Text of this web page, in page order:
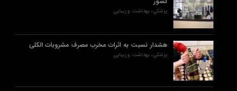
پزشکی، بهداشت و زیبایی
هشدار نسبت به اثرات مخرب مصرف مشروبات الکلی
پزشکی، بهداشت و زیبایی